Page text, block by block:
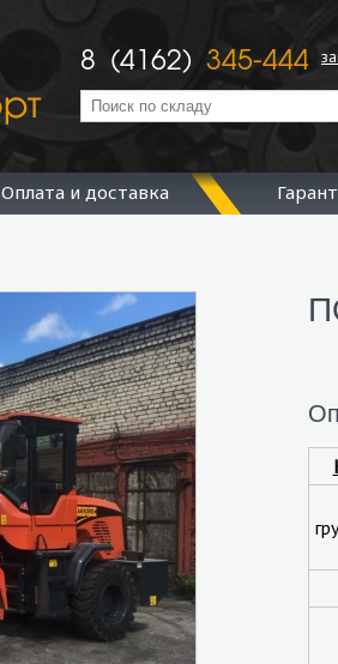
8 (4162) 345-444
Оплата и доставка